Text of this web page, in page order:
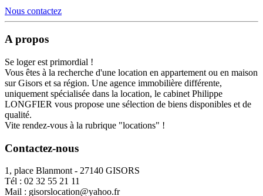
Nous contactez
A propos
Se loger est primordial !
Vous êtes à la recherche d'une location en appartement ou en maison
sur Gisors et sa région. Une agence immobilière différente,
uniquement spécialisée dans la location, le cabinet Philippe
LONGFIER vous propose une sélection de biens disponibles et de
qualité.
Vite rendez-vous à la rubrique "locations" !
Contactez-nous
1, place Blanmont - 27140 GISORS
Tél : 02 32 55 21 11
Mail : gisorslocation@yahoo.fr